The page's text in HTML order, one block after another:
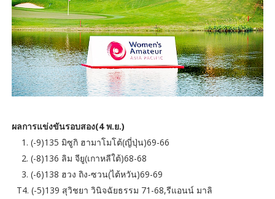
ผลการแข่งขันรอบสอง(4 พ.ย.)
1. (-9)135 มิซูกิ ฮามาโมโต้(ญี่ปุ่น)69-66
2. (-8)136 ลิม จียู(เกาหลีใต้)68-68
3. (-6)138 ฮวง ถิง-ซวน(ไต้หวัน)69-69
T4. (-5)139 สุวิชยา วินิจฉัยธรรม 71-68,รีแอนน์ มาลิ